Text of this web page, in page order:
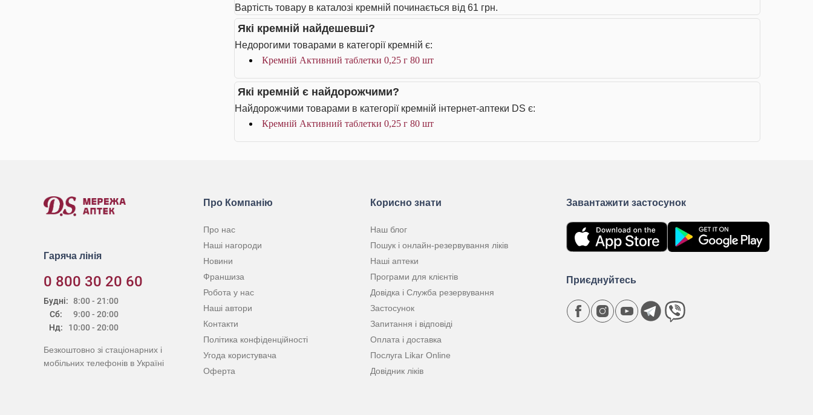
Вартість товару в каталозі кремній починається від 61 грн.
Які кремній найдешевші?
Недорогими товарами в категорії кремній є:
Кремній Активний таблетки 0,25 г 80 шт
Які кремній є найдорожчими?
Найдорожчими товарами в категорії кремній інтернет-аптеки DS є:
Кремній Активний таблетки 0,25 г 80 шт
Гаряча лінія
0 800 30 20 60
Будні:
Сб:
Нд:
8:00 - 21:00
9:00 - 20:00
10:00 - 20:00
Безкоштовно зі стаціонарних і
мобільних телефонів в Україні
Про Компанію
Про нас
Наші нагороди
Новини
Франшиза
Робота у нас
Наші автори
Контакти
Політика конфіденційності
Угода користувача
Оферта
Корисно знати
Наш блог
Пошук і онлайн-резервування ліків
Наші аптеки
Програми для клієнтів
Довідка і Служба резервування
Застосунок
Запитання і відповіді
Оплата і доставка
Послуга Likar Online
Довідник ліків
Завантажити застосунок
Приєднуйтесь